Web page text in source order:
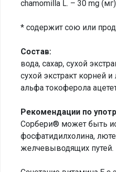
chamomilla L. – 30 mg
* содержит сою или
Состав:
вода, сахар, сухой
сухой экстракт корней и
альфа токоферола
Рекомендации по
Cорбери® может быть
фосфатидилхолина,
желчевыводящих путей.